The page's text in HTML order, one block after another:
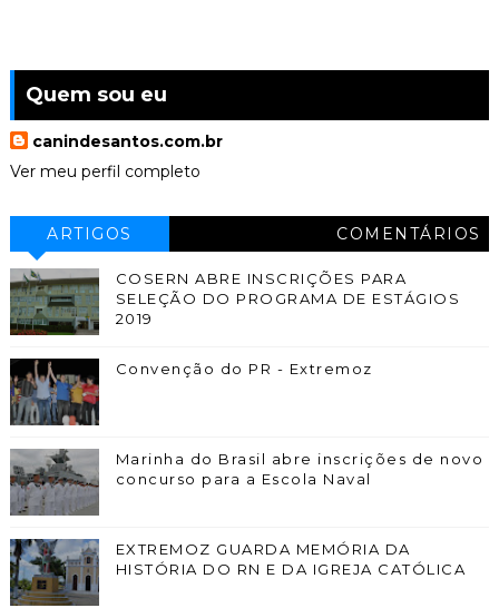
Quem sou eu
canindesantos.com.br
Ver meu perfil completo
ARTIGOS COMENTÁRIOS
COSERN ABRE INSCRIÇÕES PARA
SELEÇÃO DO PROGRAMA DE ESTÁGIOS
2019
Convenção do PR - Extremoz
Marinha do Brasil abre inscrições de novo
concurso para a Escola Naval
EXTREMOZ GUARDA MEMÓRIA DA
HISTÓRIA DO RN E DA IGREJA CATÓLICA